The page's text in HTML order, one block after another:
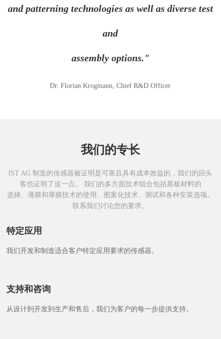
and patterning technologies as well as diverse test
and
assembly options."
Dr. Florian Krogmann, Chief R&D Officer
我们的专长
IST AG 制造的传感器被证明是可靠且具有成本效益的，我们的回头
客也证明了这一点。 我们的多方面技术组合包括基板材料的
选择、薄膜和厚膜技术的使用、图案化技术、测试和各种安装选项。
联系我们讨论您的要求。
特定应用
我们开发和制造适合客户特定应用要求的传感器。
支持和咨询
从设计到开发到生产和售后，我们为客户的每一步提供支持。